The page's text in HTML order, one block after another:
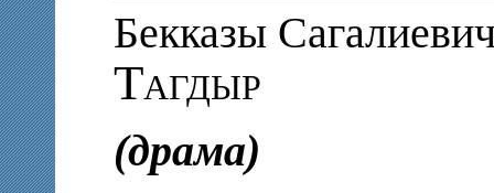
Бекказы
Тагдыр
(драма)